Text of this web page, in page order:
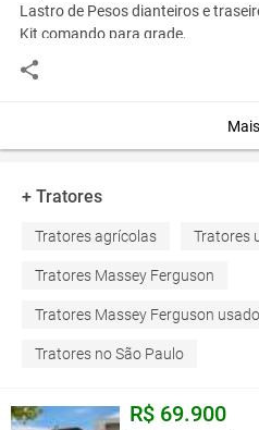
Lastro de Pesos dianteiros e
Kit comando para grade,
entregamos todo brasil
avista R$ 15.000.00 ou entrada r$
este anúncio é contra a política de
Mais
+ Tratores
Tratores agrícolas Tratores
Tratores Massey Ferguson
Tratores Massey Ferguson
Tratores no São Paulo
R$ 69.900